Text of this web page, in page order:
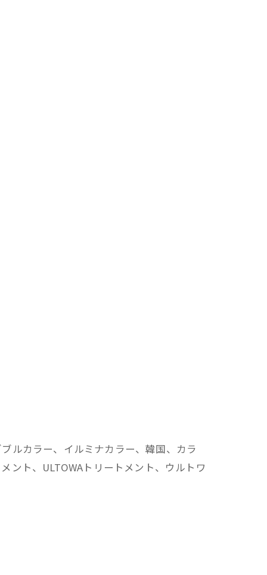
ルカラー、イルミナカラー、韓国、カラ
ント、ULTOWAトリートメント、ウルトワ